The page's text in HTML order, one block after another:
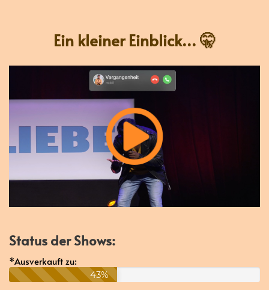
Ein kleiner Einblick... 🤫
Status der Shows:
*Ausverkauft zu:
43%